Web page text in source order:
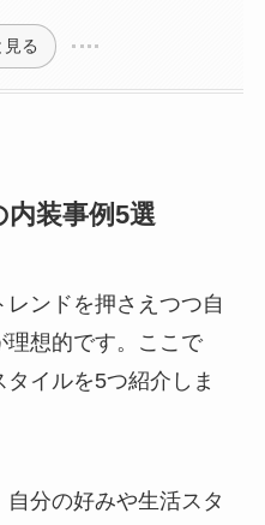
見る
装事例5選
ンドを押さえつつ自
想的です。ここで
イルを5つ紹介しま
分の好みや生活スタ